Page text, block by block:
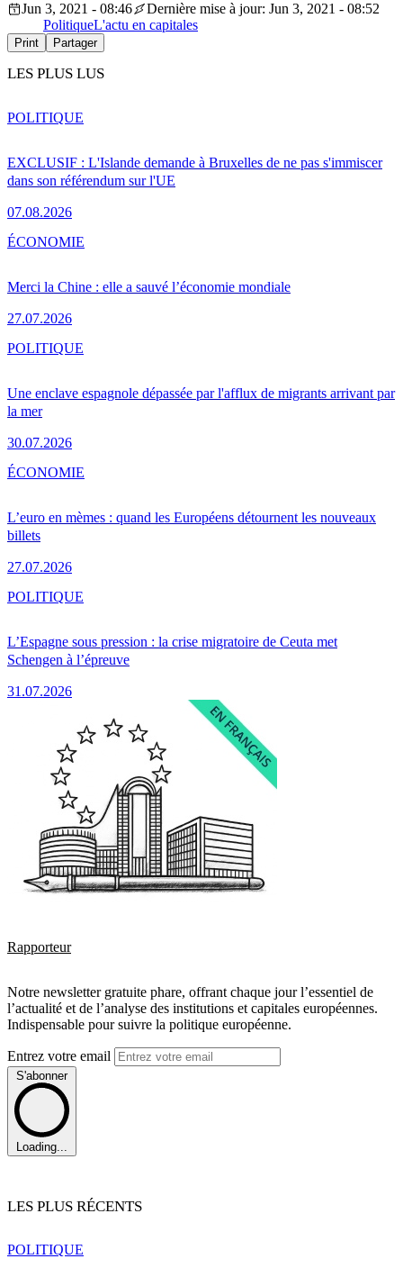
Jun 3, 2021 - 08:46
Dernière mise à jour: Jun 3, 2021 - 08:52
PolitiqueL'actu en capitales
Print Partager
LES PLUS LUS
EXCLUSIF : L'Islande demande à Bruxelles de ne pas s'immiscer
dans son référendum sur l'UE
07.08.2026
POLITIQUE
Merci la Chine : elle a sauvé l’économie mondiale
27.07.2026
ÉCONOMIE
Une enclave espagnole dépassée par l'afflux de migrants arrivant par
la mer
30.07.2026
POLITIQUE
L’euro en mèmes : quand les Européens détournent les nouveaux
billets
27.07.2026
ÉCONOMIE
L’Espagne sous pression : la crise migratoire de Ceuta met
Schengen à l’épreuve
31.07.2026
POLITIQUE
Rapporteur
Notre newsletter gratuite phare, offrant chaque jour l’essentiel de
l’actualité et de l’analyse des institutions et capitales européennes.
Indispensable pour suivre la politique européenne.
Entrez votre email
S'abonner
Loading...
LES PLUS RÉCENTS
POLITIQUE